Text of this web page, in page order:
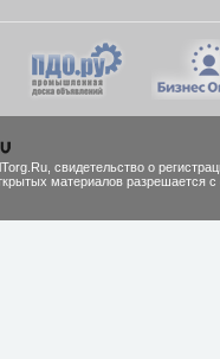
cвидетельство о
материалов разрешается с